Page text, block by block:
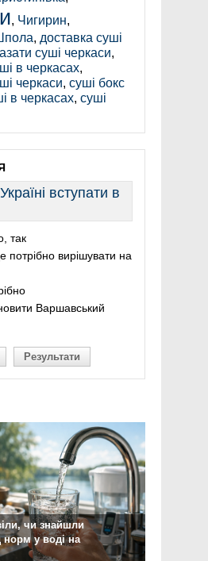
, Чигирин,
, доставка суші
суші черкаси,
в черкасах,
черкаси, суші бокс
в черкасах, суші
вступати в
так
потрібно вирішувати на
Варшавський
Результати
чи знайшли
норм у воді на